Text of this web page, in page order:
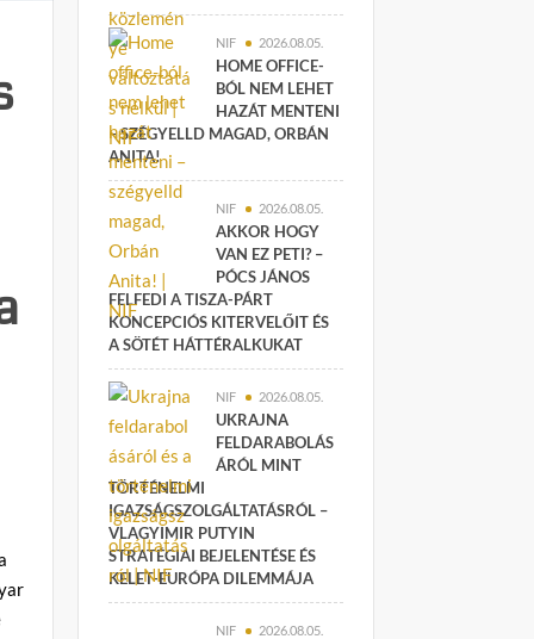
NIF 2026.08.05.
HOME OFFICE-
BÓL NEM LEHET
HAZÁT MENTENI
– SZÉGYELLD MAGAD, ORBÁN
ANITA!
NIF 2026.08.05.
AKKOR HOGY
VAN EZ PETI? –
PÓCS JÁNOS
FELFEDI A TISZA-PÁRT
KONCEPCIÓS KITERVELŐIT ÉS
A SÖTÉT HÁTTÉRALKUKAT
NIF 2026.08.05.
UKRAJNA
FELDARABOLÁS
ÁRÓL MINT
TÖRTÉNELMI
IGAZSÁGSZOLGÁLTATÁSRÓL –
VLAGYIMIR PUTYIN
STRATÉGIAI BEJELENTÉSE ÉS
KELET-EURÓPA DILEMMÁJA
NIF 2026.08.05.